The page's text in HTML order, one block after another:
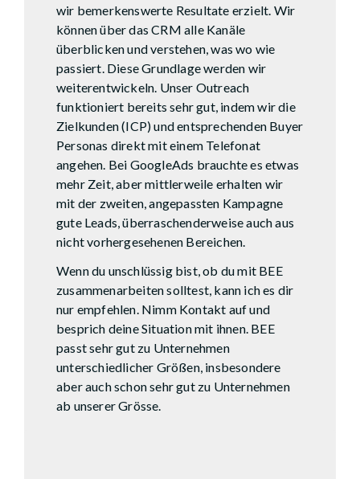
wir bemerkenswerte Resultate erzielt. Wir
können über das CRM alle Kanäle
überblicken und verstehen, was wo wie
passiert. Diese Grundlage werden wir
weiterentwickeln. Unser Outreach
funktioniert bereits sehr gut, indem wir die
Zielkunden (ICP) und entsprechenden Buyer
Personas direkt mit einem Telefonat
angehen. Bei GoogleAds brauchte es etwas
mehr Zeit, aber mittlerweile erhalten wir
mit der zweiten, angepassten Kampagne
gute Leads, überraschenderweise auch aus
nicht vorhergesehenen Bereichen.
Wenn du unschlüssig bist, ob du mit BEE
zusammenarbeiten solltest, kann ich es dir
nur empfehlen. Nimm Kontakt auf und
besprich deine Situation mit ihnen. BEE
passt sehr gut zu Unternehmen
unterschiedlicher Größen, insbesondere
aber auch schon sehr gut zu Unternehmen
ab unserer Grösse.